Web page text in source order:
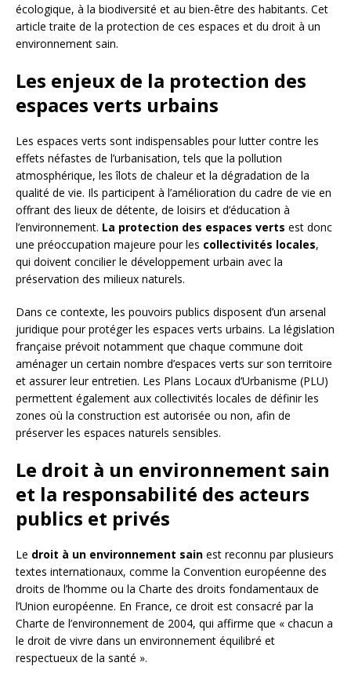
écologique, à la biodiversité et au bien-être des habitants. Cet
article traite de la protection de ces espaces et du droit à un
environnement sain.
Les enjeux de la protection des
espaces verts urbains
Les espaces verts sont indispensables pour lutter contre les
effets néfastes de l’urbanisation, tels que la pollution
atmosphérique, les îlots de chaleur et la dégradation de la
qualité de vie. Ils participent à l’amélioration du cadre de vie en
offrant des lieux de détente, de loisirs et d’éducation à
l’environnement. La protection des espaces verts est donc
une préoccupation majeure pour les collectivités locales,
qui doivent concilier le développement urbain avec la
préservation des milieux naturels.
Dans ce contexte, les pouvoirs publics disposent d’un arsenal
juridique pour protéger les espaces verts urbains. La législation
française prévoit notamment que chaque commune doit
aménager un certain nombre d’espaces verts sur son territoire
et assurer leur entretien. Les Plans Locaux d’Urbanisme (PLU)
permettent également aux collectivités locales de définir les
zones où la construction est autorisée ou non, afin de
préserver les espaces naturels sensibles.
Le droit à un environnement sain
et la responsabilité des acteurs
publics et privés
Le droit à un environnement sain est reconnu par plusieurs
textes internationaux, comme la Convention européenne des
droits de l’homme ou la Charte des droits fondamentaux de
l’Union européenne. En France, ce droit est consacré par la
Charte de l’environnement de 2004, qui affirme que « chacun a
le droit de vivre dans un environnement équilibré et
respectueux de la santé ».